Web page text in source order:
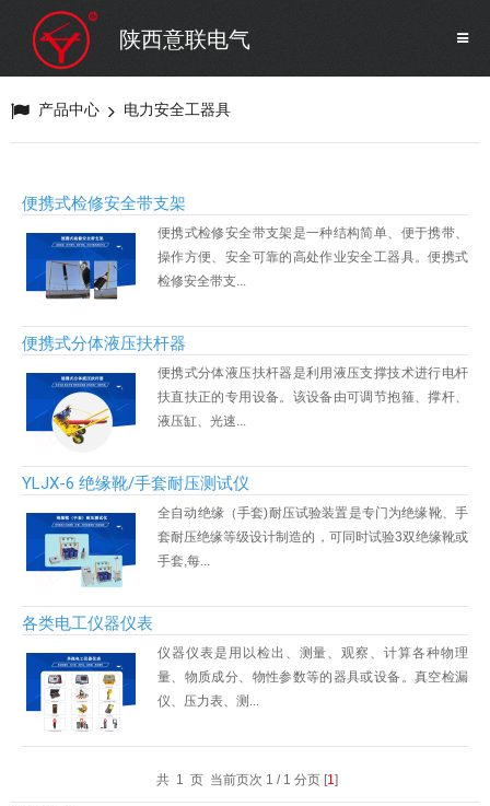
电力安全工器具
蓄电池测试仪器/直流系统
自动化
修试辅助设备
意联新品推荐
陕西意联电气
产品中心 电力安全工器具
便携式检修安全带支架
便携式检修安全带支架是一种结构简单、便于携带、
操作方便、安全可靠的高处作业安全工器具。便携式
检修安全带支...
便携式分体液压扶杆器
便携式分体液压扶杆器是利用液压支撑技术进行电杆
扶直扶正的专用设备。该设备由可调节抱箍、撑杆、
液压缸、光速...
YLJX-6 绝缘靴/手套耐压测试仪
全自动绝缘（手套)耐压试验装置是专门为绝缘靴、手
套耐压绝缘等级设计制造的，可同时试验3双绝缘靴或
手套,每...
各类电工仪器仪表
仪器仪表是用以检出、测量、观察、计算各种物理
量、物质成分、物性参数等的器具或设备。真空检漏
仪、压力表、测...
共 1 页 当前页次 1 / 1 分页 [1]